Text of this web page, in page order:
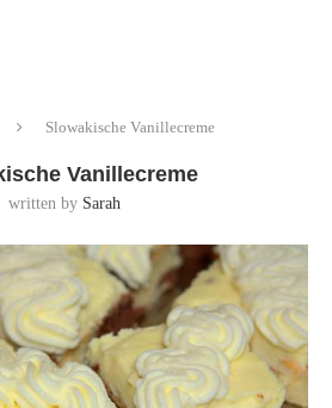
Slowakische Vanillecreme
Vanillecreme
written by Sarah